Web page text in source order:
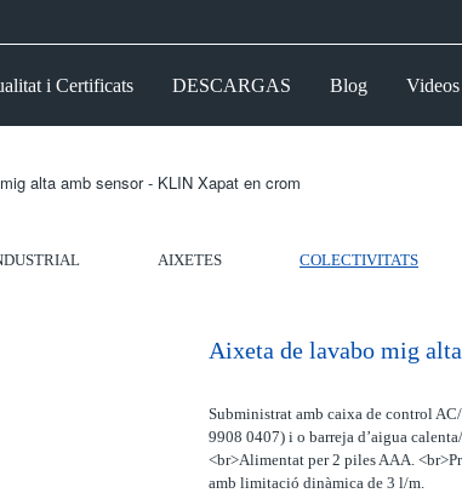
i Certificats DESCARGAS Blog Videos
alta amb sensor - KLIN Xapat en crom
AIXETES COLECTIVITATS
Aixeta de lavabo mig
Subministrat amb caixa de control
9908 0407) i o barreja d’aigua
<br>Alimentat per 2 piles AAA.
amb limitació dinàmica de 3 l/m.